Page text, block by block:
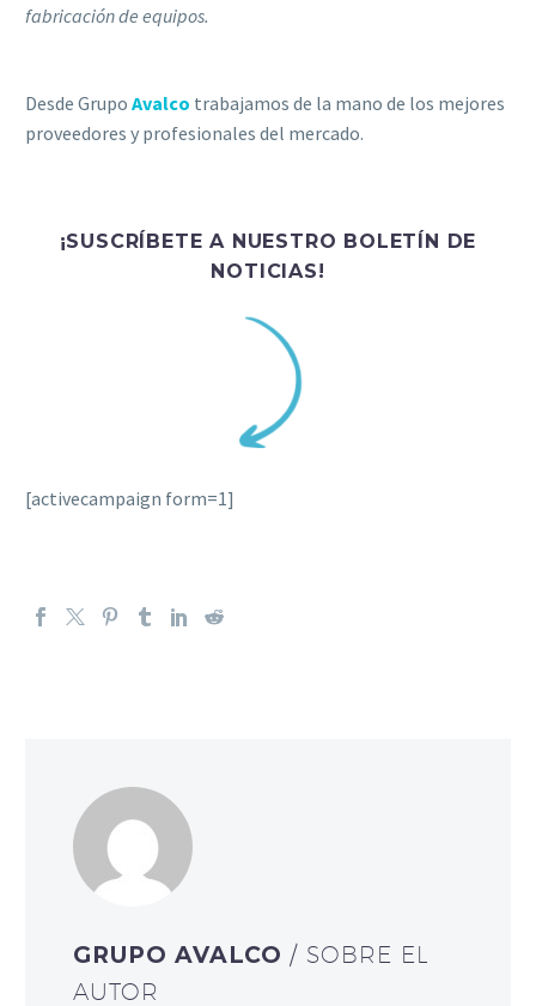
fabricación de equipos.
Desde Grupo Avalco trabajamos de la mano de los mejores
proveedores y profesionales del mercado.
¡SUSCRÍBETE A NUESTRO BOLETÍN DE
NOTICIAS!
[activecampaign form=1]
GRUPO AVALCO / SOBRE EL
AUTOR